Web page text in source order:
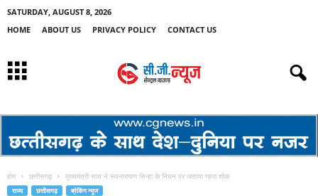
SATURDAY, AUGUST 8, 2026
HOME
ABOUT US PRIVACY POLICY CONTACT US
होम छत्तीसगढ़ मुख्यमंत्री साय ने रूपनारायण सिन्हा के निधन पर जताया गहरा शोक
राज्य छत्तीसगढ़ ब्रेकिंग न्यूज